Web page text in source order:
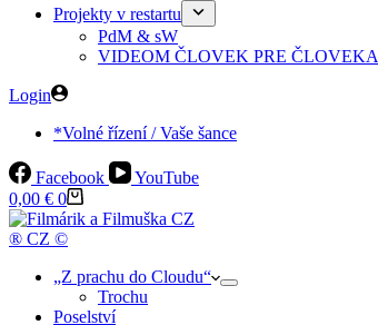
Projekty v restartu
PdM & sW
VIDEOM ČLOVEK PRE ČLOVEKA
Login
*Volné řízení / Vaše šance
Facebook
YouTube
Shopping
cart
0,00 € 0
® CZ ©
„Z prachu do Cloudu“
Trochu
Poselství